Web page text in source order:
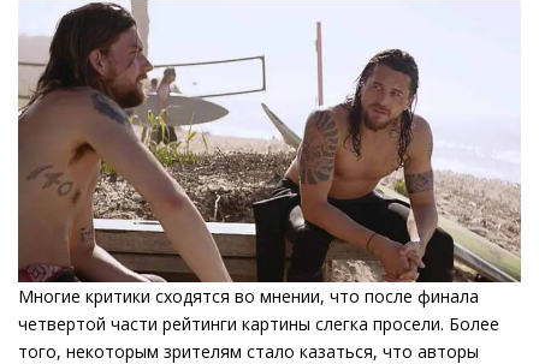
Многие критики сходятся во мнении, что после финала
четвертой части рейтинги картины слегка просели. Более
того, некоторым зрителям стало казаться, что авторы